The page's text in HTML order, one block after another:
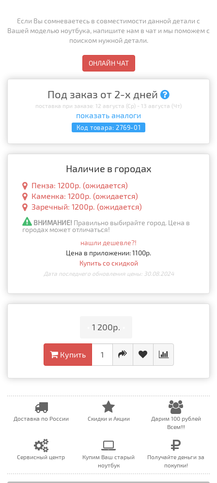
Если Вы сомневаетесь в совместимости данной детали с
Вашей моделью ноутбука, напишите нам в чат и мы поможем с
поиском нужной детали.
ОНЛАЙН ЧАТ
Под заказ от 2-х дней
поставка при заказе: 12 августа (Ср) - 13 августа (Чт)
показать аналоги
Код товара: 2769-01
Наличие в городах
Пенза: 1200р. (ожидается)
Каменка: 1200р. (ожидается)
Заречный: 1200р. (ожидается)
ВНИМАНИЕ! Правильно выбирайте город. Цена в
городах может отличаться!
нашли дешевле?!
Цена в приложении: 1100р.
Купить со скидкой
Дата последнего обновления цены: 30.08.2024
1 200р.
Купить
Доставка по России Скидки и Акции
Дарим 100 рублей
Всем!!!
Сервисный центр
Купим Ваш старый
ноутбук
Получайте деньги за
покупки!